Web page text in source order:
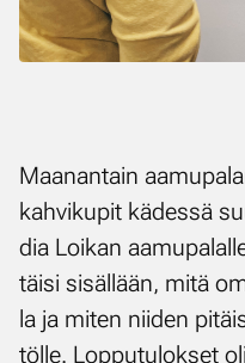
Maa­nan­tain
kah­vi­ku­pit kä­des­sä
dia Loi­kan
täi­si si­säl­lään, mi­tä
la ja mi­ten nii­den
töl­le. Lop­pu­tu­lok­set